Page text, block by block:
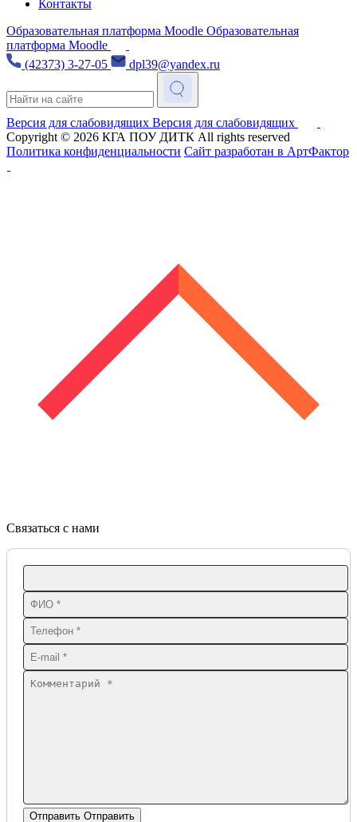
Контакты
Образовательная платформа Moodle Образовательная
платформа Moodle
(42373) 3-27-05
dpl39@yandex.ru
Версия для слабовидящих Версия для слабовидящих
Copyright © 2026 КГА ПОУ ДИТК All rights reserved
Политика конфиденциальности Сайт разработан в АртФактор
Связаться с нами
Отправить Отправить